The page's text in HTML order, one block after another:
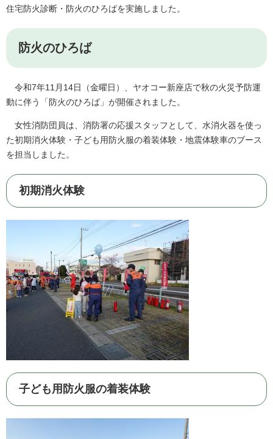
住宅防火診断・防火のひろばを実施しました。
防火のひろば
令和7年11月14日（金曜日）、ヤオコー新座店で秋の火災予防運
動に伴う「防火のひろば」が開催されました。
女性消防団員は、消防署の応援スタッフとして、水消火器を使っ
た初期消火体験・子ども用防火服の着装体験・地震体験車のブース
を担当しました。
初期消火体験
子ども用防火服の着装体験